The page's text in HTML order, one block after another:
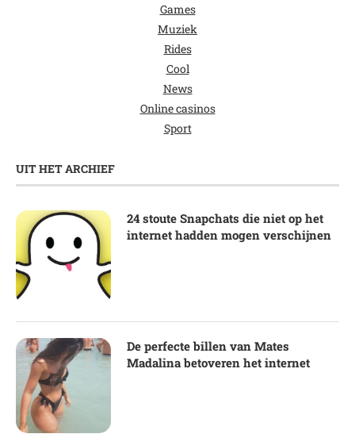
Games
Muziek
Rides
Cool
News
Online casinos
Sport
UIT HET ARCHIEF
24 stoute Snapchats die niet op het
internet hadden mogen verschijnen
De perfecte billen van Mates
Madalina betoveren het internet